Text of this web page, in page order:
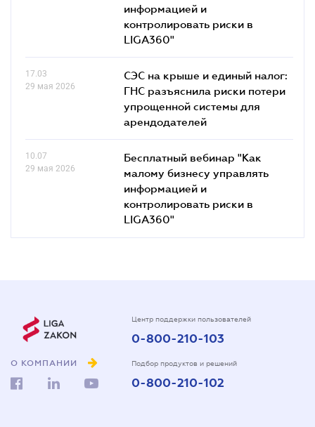
информацией и
контролировать риски в
LIGA360"
17.03
29 мая 2026
СЭС на крыше и единый налог:
ГНС разъяснила риски потери
упрощенной системы для
арендодателей
10.07
29 мая 2026
Бесплатный вебинар "Как
малому бизнесу управлять
информацией и
контролировать риски в
LIGA360"
О КОМПАНИИ
Центр поддержки пользователей
0-800-210-103
Подбор продуктов и решений
0-800-210-102